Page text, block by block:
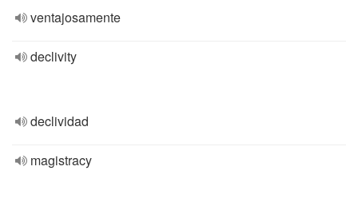
ventajosamente
declivity
declividad
magistracy